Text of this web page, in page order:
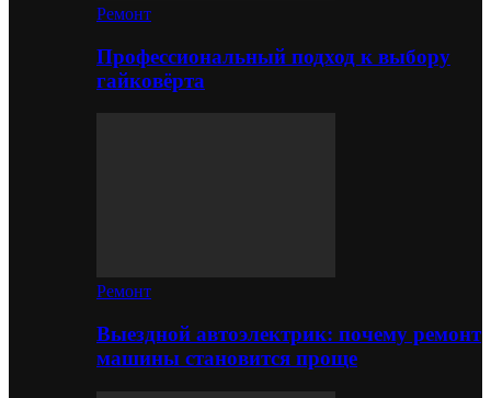
Ремонт
Профессиональный подход к выбору
гайковёрта
Ремонт
Выездной автоэлектрик: почему ремонт
машины становится проще